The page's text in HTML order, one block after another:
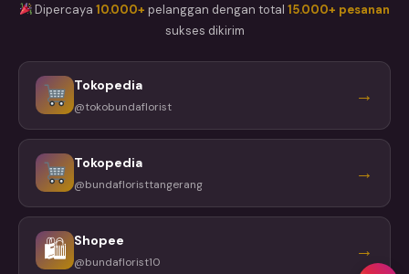
Dipercaya10.000+ pelanggan dengan total15.000+ pesanan
sukses dikirim
Tokopedia
@tokobundaflorist →
Tokopedia
@bundafloristtangerang →
🛍 Shopee
@bundaflorist10 →